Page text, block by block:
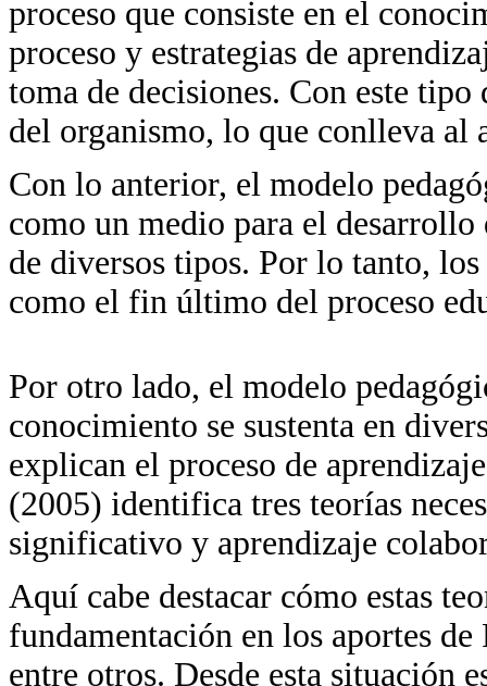
proceso que consiste en el
proceso y estrategias de
toma de decisiones. Con este
del organismo, lo que conlleva al
Con lo anterior, el modelo
como un medio para el
de diversos tipos. Por lo tanto,
como el fin último del proceso
Por otro lado, el modelo
conocimiento se sustenta en
explican el proceso de
(2005) identifica tres teorías
significativo y aprendizaje
Aquí cabe destacar cómo estas
fundamentación en los aportes
entre otros. Desde esta situación